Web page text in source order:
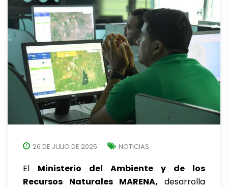
26 DE JULIO DE 2025 NOTICIAS
El Ministerio del Ambiente y de los
Recursos Naturales MARENA, desarrolla